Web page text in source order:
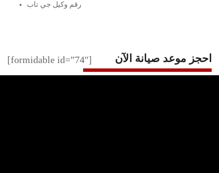
رقم وكيل جي تاب
احجز موعد صيانة الآن [formidable id=”74″]